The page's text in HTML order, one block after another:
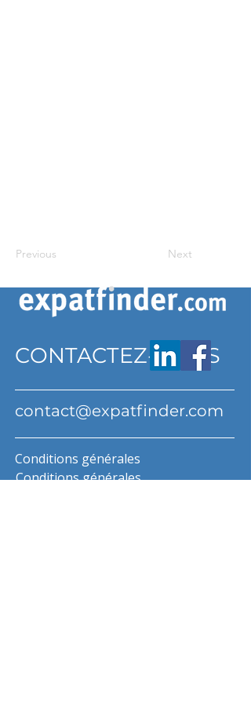
Previous Next
CONTACTEZ-NOUS
contact@expatfinder.com
Conditions générales
Conditions générales